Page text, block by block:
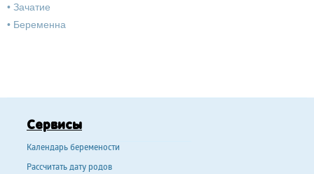
• Зачатие
• Беременна
Сервисы
Календарь беремености
Рассчитать дату родов